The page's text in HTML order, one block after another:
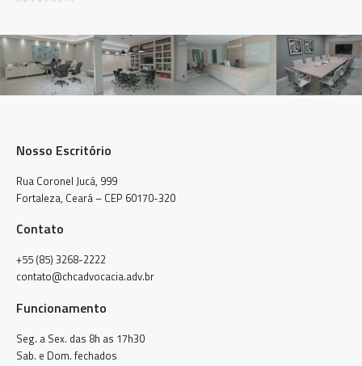
Nosso Escritório
Rua Coronel Jucá, 999
Fortaleza, Ceará – CEP 60170-320
Contato
+55 (85) 3268-2222
contato@chcadvocacia.adv.br
Funcionamento
Seg. a Sex. das 8h as 17h30
Sab. e Dom. fechados